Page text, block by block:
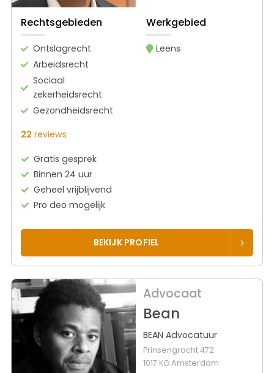
Rechtsgebieden
Ontslagrecht
Arbeidsrecht
Sociaal
zekerheidsrecht
Gezondheidsrecht
Werkgebied
Leens
22 reviews
Gratis gesprek
Binnen 24 uur
Geheel vrijblijvend
Pro deo mogelijk
BEKIJK PROFIEL
Advocaat
Bean
BEAN Advocatuur
Prinsengracht 472
1017 KG Amsterdam